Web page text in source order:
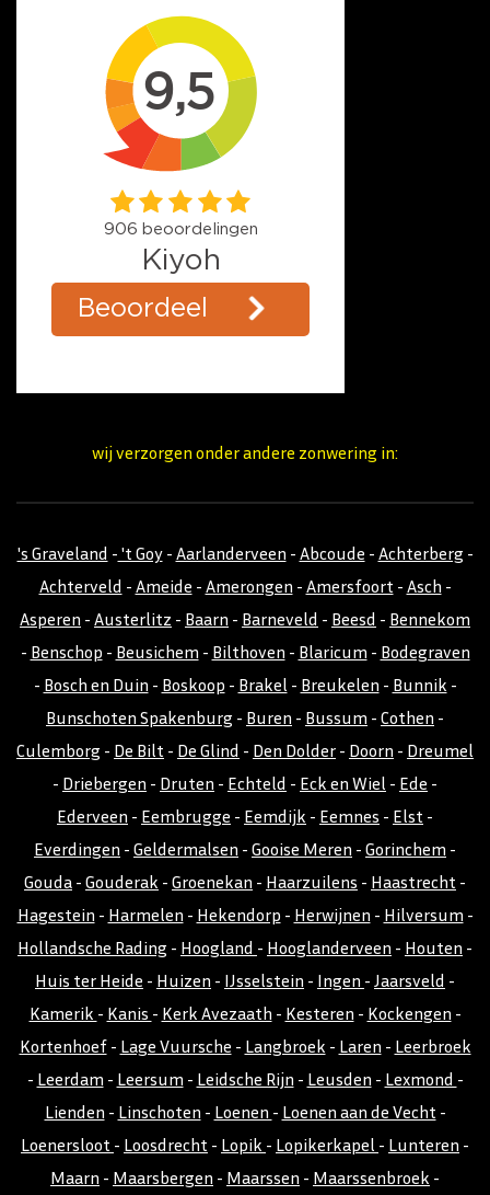
wij verzorgen onder andere zonwering in:
's Graveland - 't Goy- Aarlanderveen - Abcoude - Achterberg -
Achterveld - Ameide - Amerongen - Amersfoort- Asch -
Asperen - Austerlitz - Baarn - Barneveld - Beesd - Bennekom
- Benschop - Beusichem - Bilthoven - Blaricum - Bodegraven
- Bosch en Duin - Boskoop - Brakel - Breukelen - Bunnik -
Bunschoten Spakenburg - Buren - Bussum - Cothen -
Culemborg - De Bilt - De Glind - Den Dolder - Doorn - Dreumel
- Driebergen - Druten - Echteld - Eck en Wiel - Ede -
Ederveen - Eembrugge - Eemdijk - Eemnes - Elst -
Everdingen - Geldermalsen - Gooise Meren - Gorinchem -
Gouda - Gouderak - Groenekan - Haarzuilens - Haastrecht -
Hagestein - Harmelen - Hekendorp - Herwijnen - Hilversum -
Hollandsche Rading - Hoogland - Hooglanderveen - Houten -
Huis ter Heide - Huizen - IJsselstein - Ingen - Jaarsveld -
Kamerik - Kanis - Kerk Avezaath - Kesteren - Kockengen -
Kortenhoef- Lage Vuursche - Langbroek - Laren - Leerbroek
- Leerdam - Leersum - Leidsche Rijn - Leusden - Lexmond -
Lienden - Linschoten - Loenen - Loenen aan de Vecht-
Loenersloot - Loosdrecht - Lopik - Lopikerkapel - Lunteren -
Maarn - Maarsbergen - Maarssen - Maarssenbroek -